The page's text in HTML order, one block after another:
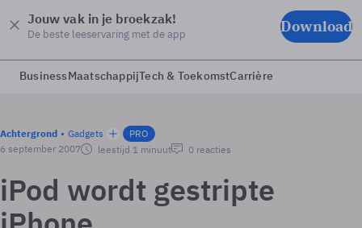
Jouw vak in je broekzak!
De beste leeservaring met de app Download
BusinessMaatschappijTech & ToekomstCarrière
Achtergrond Gadgets
PRO
6 september 2007
leestijd 1 minuut 0 reacties
iPod wordt gestripte